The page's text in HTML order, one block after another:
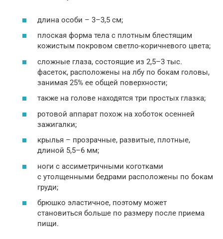
длина особи – 3–3,5 см;
плоская форма тела с плотным блестящим
кожистым покровом светло-коричневого цвета;
сложные глаза, состоящие из 2,5–3 тыс.
фасеток, расположены на лбу по бокам головы,
занимая 25% ее общей поверхности;
также на голове находятся три простых глазка;
ротовой аппарат похож на хоботок осенней
зажигалки;
крылья – прозрачные, развитые, плотные,
длиной 5,5–6 мм;
ноги с ассиметричными коготками
с утолщенными бедрами расположены по бокам
груди;
брюшко эластичное, поэтому может
становиться больше по размеру после приема
пищи.